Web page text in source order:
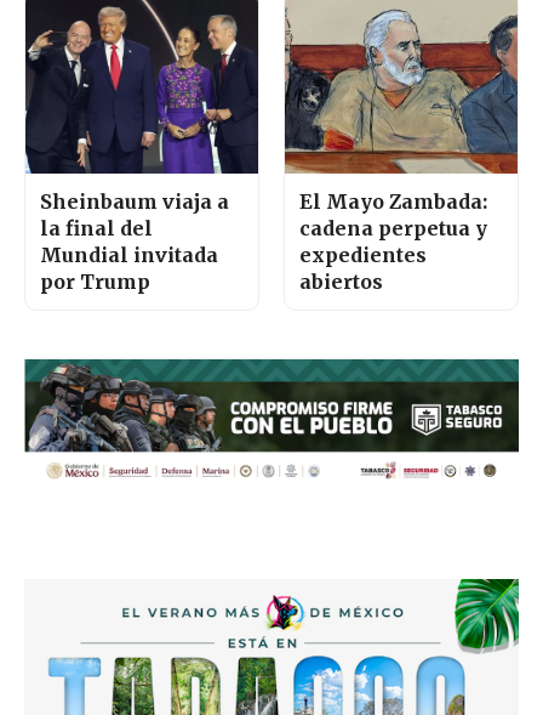
Sheinbaum viaja a
la final del
Mundial invitada
por Trump
El Mayo Zambada:
cadena perpetua y
expedientes
abiertos